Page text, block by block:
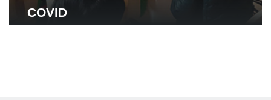
COVID